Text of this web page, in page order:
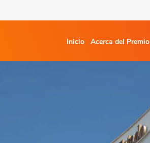
Inicio Acerca del Premio